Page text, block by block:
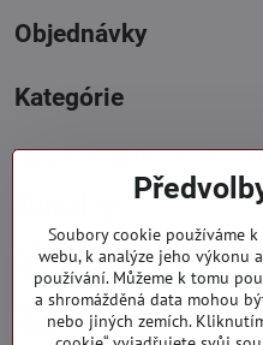
Objednávky
Kategórie
+421 919 060 751
Pondělí - Pátek : 09:00 -
info​@everlady​.eu
Non stop ( 24/7 )
Soubory cookie používáme
webu, k analýze jeho výkonu
používání. Můžeme k tomu
a shromážděná data mohou
nebo jiných zemích.